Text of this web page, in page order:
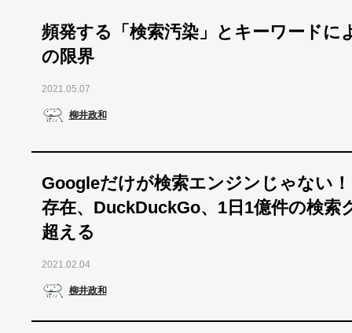
頻発する「検索汚染」とキーワードに
の限界
2021.05.07
柳井政和
Googleだけが検索エンジンじゃない
存在、DuckDuckGo、1日1億件の検索
超える
2021.02.04
柳井政和